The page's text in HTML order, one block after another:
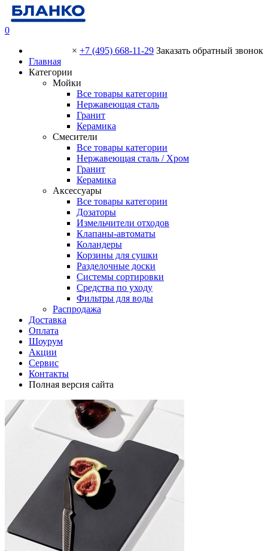
0
× +7 (495) 668-11-29 Заказать обратный звонок
Главная
Категории
Мойки
Все товары категории
Нержавеющая сталь
Гранит
Керамика
Смесители
Все товары категории
Нержавеющая сталь / Хром
Гранит
Керамика
Аксессуары
Все товары категории
Дозаторы
Измельчители отходов
Клапаны-автоматы
Коландеры
Корзины для сушки
Разделочные доски
Системы сортировки
Средства по уходу
Фильтры для воды
Распродажа
Доставка
Оплата
Шоурум
Акции
Сервис
Контакты
Полная версия сайта